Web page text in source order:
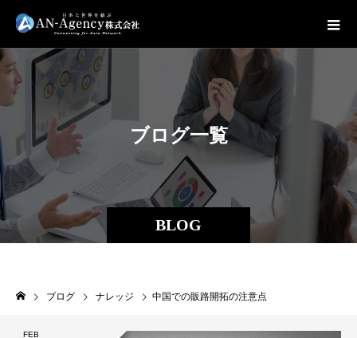
BLOG
ブロ グ一覧
ブログ ナレッジ 中国での販路開拓の注意点
FEB